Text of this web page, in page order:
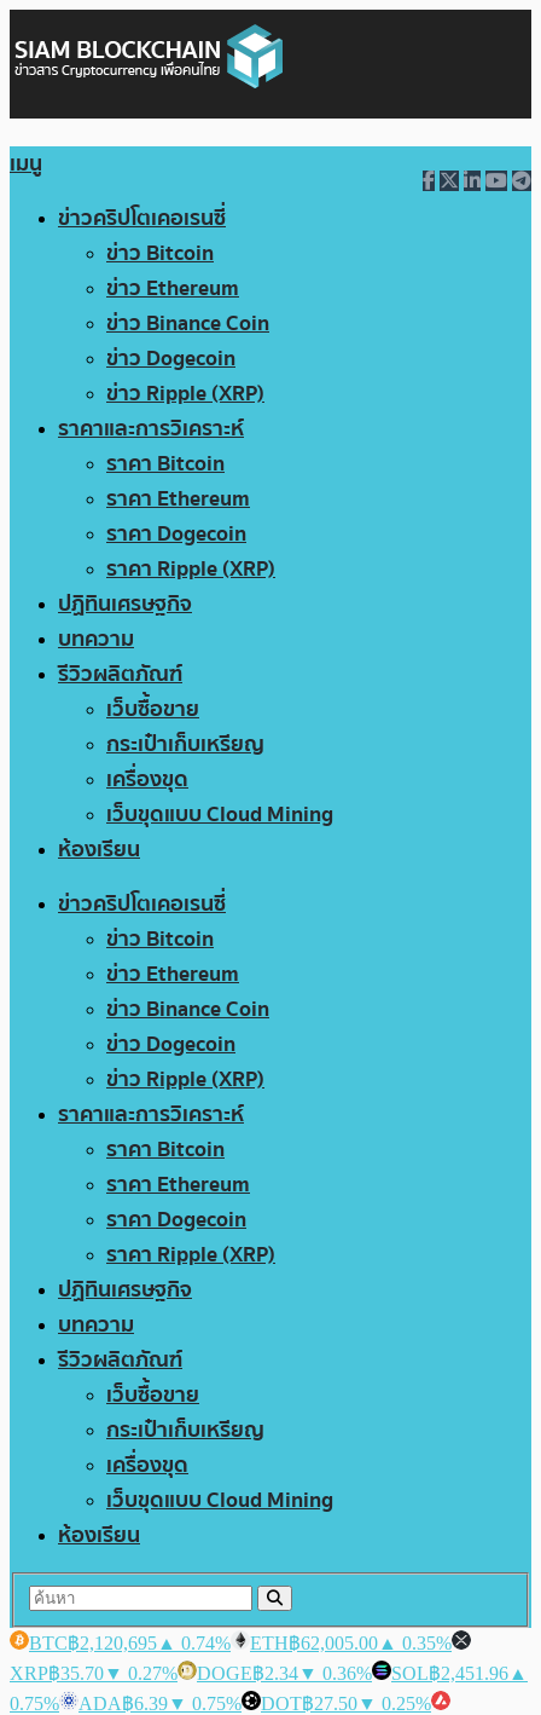
เมนู
ข่าวคริปโตเคอเรนซี่
ข่าว Bitcoin
ข่าว Ethereum
ข่าว Binance Coin
ข่าว Dogecoin
ข่าว Ripple (XRP)
ราคาและการวิเคราะห์
ราคา Bitcoin
ราคา Ethereum
ราคา Dogecoin
ราคา Ripple (XRP)
ปฏิทินเศรษฐกิจ
บทความ
รีวิวผลิตภัณฑ์
เว็บซื้อขาย
กระเป๋าเก็บเหรียญ
เครื่องขุด
เว็บขุดแบบ Cloud Mining
ห้องเรียน
ข่าวคริปโตเคอเรนซี่
ข่าว Bitcoin
ข่าว Ethereum
ข่าว Binance Coin
ข่าว Dogecoin
ข่าว Ripple (XRP)
ราคาและการวิเคราะห์
ราคา Bitcoin
ราคา Ethereum
ราคา Dogecoin
ราคา Ripple (XRP)
ปฏิทินเศรษฐกิจ
บทความ
รีวิวผลิตภัณฑ์
เว็บซื้อขาย
กระเป๋าเก็บเหรียญ
เครื่องขุด
เว็บขุดแบบ Cloud Mining
ห้องเรียน
BTC฿2,120,695 ▲ 0.74% ETH฿62,005.00 ▲ 0.35%
XRP฿35.70▼ 0.27% DOGE฿2.34▼ 0.36% SOL฿2,451.96 ▲
0.75%
ADA฿6.39▼ 0.75% DOT฿27.50▼ 0.25%